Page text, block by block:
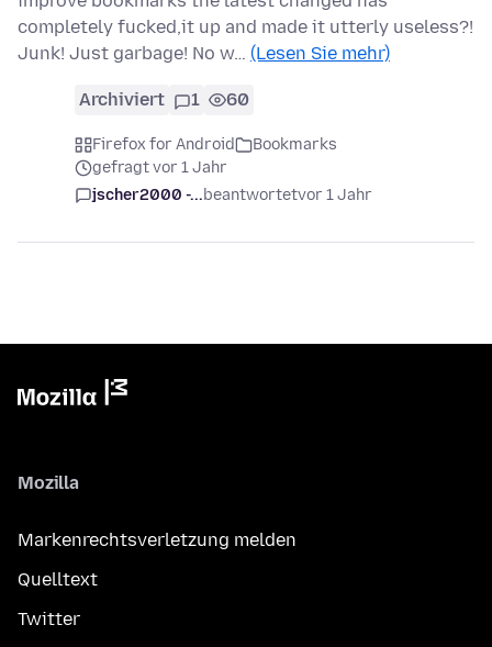
completely fucked,it up and made it utterly useless?!
Junk! Just garbage! No w… (Lesen Sie mehr)
Archiviert 1 60
Firefox for Android
Bookmarks
gefragt vor 1 Jahr
jscher2000 -...beantwortetvor 1 Jahr
Mozilla
Markenrechtsverletzung melden
Quelltext
Twitter